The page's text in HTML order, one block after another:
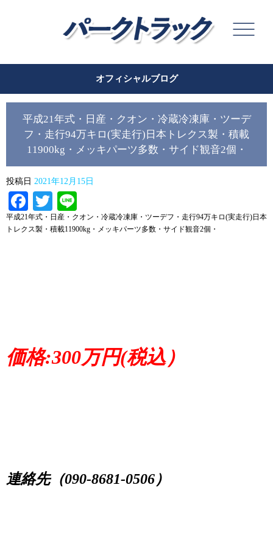
オフィシャルブログ
平成21年式・日産・クオン・冷蔵冷凍庫・ツーデ
フ・走行94万キロ(実走行)日本トレクス製・積載
11900kg・メッキパーツ多数・サイド観音2個・
投稿日 2021年12月15日
Facebook
Twitter
平成21年式・日産・クオン・冷蔵冷凍庫・ツーデフ・走行94万キロ(実走行)日本
トレクス製・積載11900kg・メッキパーツ多数・サイド観音2個・
価格:300万円(税込）
連絡先（090-8681-0506）